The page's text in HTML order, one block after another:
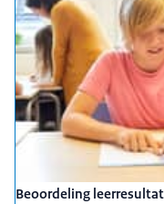
Beoordeling